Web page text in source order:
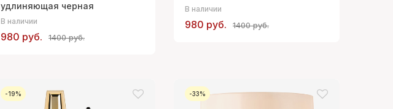
удлиняющая черная
В наличии
980 руб. 1400 руб.
В наличии
980 руб. 1400 руб.
-19% -33%